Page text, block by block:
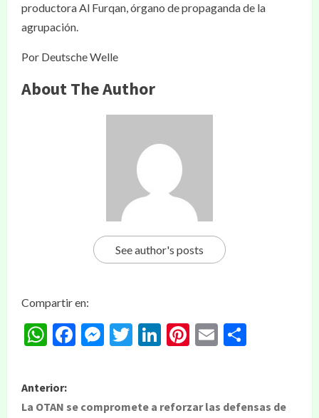
productora Al Furqan, órgano de propaganda de la
agrupación.
Por Deutsche Welle
About The Author
See author's posts
Compartir en:
WhatsApp
Facebook
Messenger
Twitter
LinkedIn
Pinterest
Email
Anterior:
La OTAN se compromete a reforzar las defensas de